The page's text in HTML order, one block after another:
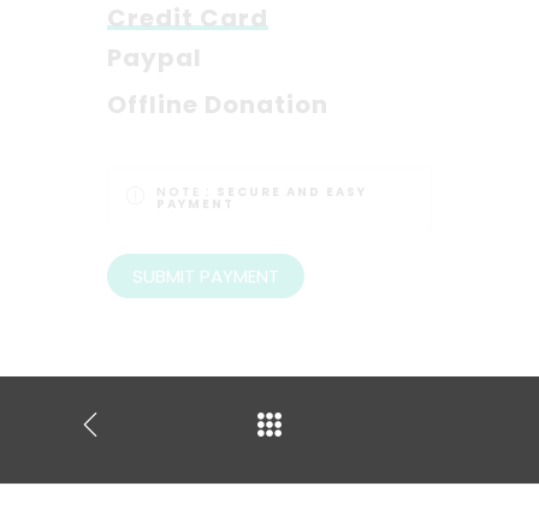
Credit Card
Paypal
Offline Donation
NOTE : SECURE AND EASY
PAYMENT